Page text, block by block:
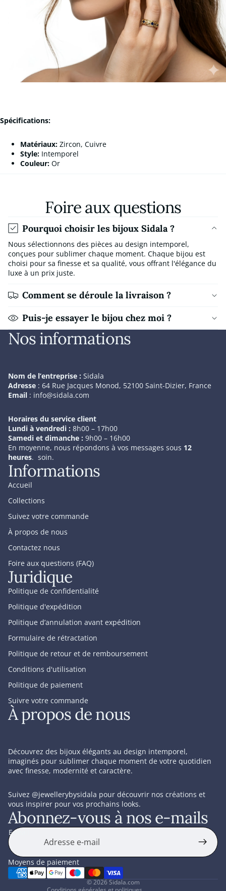
Spécifications:
Matériaux: Zircon, Cuivre
Style: Intemporel
Couleur: Or
Foire aux questions
Pourquoi choisir les bijoux Sidala ?
Nous sélectionnons des pièces au design intemporel,
conçues pour sublimer chaque moment. Chaque bijou est
choisi pour sa finesse et sa qualité, vous offrant l'élégance du
luxe à un prix juste.
Comment se déroule la livraison ?
Puis-je essayer le bijou chez moi ?
Nos informations
Nom de l’entreprise : Sidala
Adresse : 64 Rue Jacques Monod, 52100 Saint-Dizier, France
Email : info@sidala.com
Horaires du service client
Lundi à vendredi : 8h00 – 17h00
Samedi et dimanche : 9h00 – 16h00
En moyenne, nous répondons à vos messages sous 12
heures. soin.
Informations
Accueil
Collections
Suivez votre commande
À propos de nous
Contactez nous
Foire aux questions (FAQ)
Juridique
Politique de confidentialité
Politique d'expédition
Politique d’annulation avant expédition
Formulaire de rétractation
Politique de retour et de remboursement
Conditions d'utilisation
Politique de paiement
Suivre votre commande
À propos de nous
Découvrez des bijoux élégants au design intemporel,
imaginés pour sublimer chaque moment de votre quotidien
avec finesse, modernité et caractère.
Suivez @jewellerybysidala pour découvrir nos créations et
vous inspirer pour vos prochains looks.
Abonnez-vous à nos e-mails
E-mail
Moyens de paiement
© 2026Sidala.com
de confidentialité
de retour et de remboursement
d’utilisation
d’expédition